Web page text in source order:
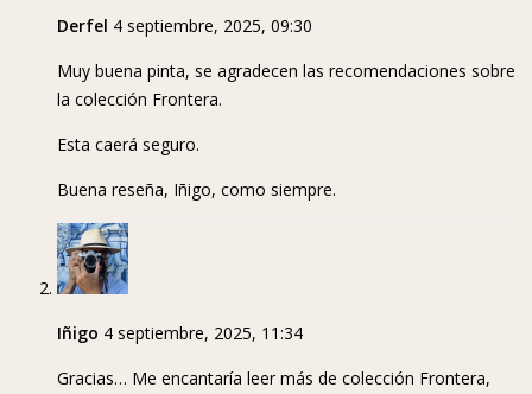
Derfel 4 septiembre, 2025, 09:30
Muy buena pinta, se agradecen las recomendaciones sobre
la colección Frontera.
Esta caerá seguro.
Buena reseña, Iñigo, como siempre.
Iñigo 4 septiembre, 2025, 11:34
Gracias… Me encantaría leer más de colección Frontera,